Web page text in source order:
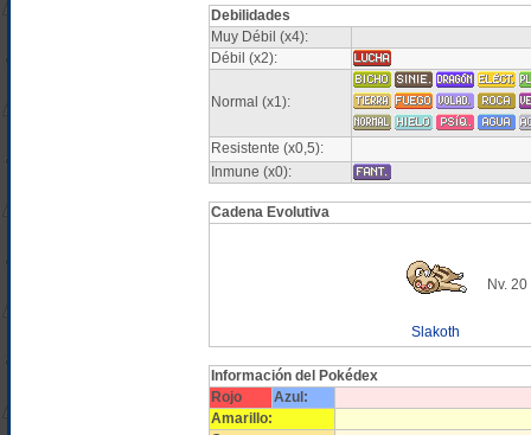
Debilidades
Muy Débil (x4):
Débil (x2):
Normal (x1):
Resistente (x0,5):
Inmune (x0):
Cadena Evolutiva
Slakoth
Nv. 20
Información del Pokédex
Rojo
Azul:
Amarillo: